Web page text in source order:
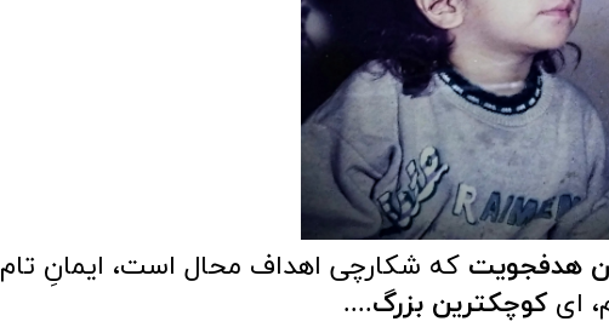
هدفجویتکه شکارچی اهداف محال است، ایمانِ تام
ایکوچکترین بزرگ....